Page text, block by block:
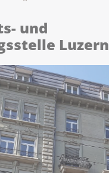
und
Luzern